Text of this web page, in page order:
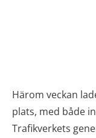
Härom veckan
plats, med både
Trafikverkets